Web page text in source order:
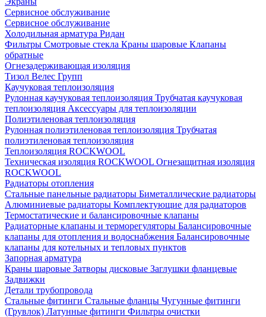
Сервисное обслуживание
Сервисное обслуживание
Холодильная арматура Ридан
Фильтры Смотровые стекла Краны шаровые Клапаны
обратные
Огнезадерживающая изоляция
Тизол Велес Групп
Каучуковая теплоизоляция
Рулонная каучуковая теплоизоляция Трубчатая каучуковая
теплоизоляция Аксессуары для теплоизоляции
Полиэтиленовая теплоизоляция
Рулонная полиэтиленовая теплоизоляция Трубчатая
полиэтиленовая теплоизоляция
Теплоизоляция ROCKWOOL
Техническая изоляция ROCKWOOL Огнезащитная изоляция
ROCKWOOL
Радиаторы отопления
Стальные панельные радиаторы Биметаллические радиаторы
Алюминиевые радиаторы Комплектующие для радиаторов
Термостатические и балансировочные клапаны
Радиаторные клапаны и терморегуляторы Балансировочные
клапаны для отопления и водоснабжения Балансировочные
клапаны для котельных и тепловых пунктов
Запорная арматура
Краны шаровые Затворы дисковые Заглушки фланцевые
Задвижки
Детали трубопровода
Стальные фитинги Стальные фланцы Чугунные фитинги
(Грувлок) Латунные фитинги Фильтры очистки